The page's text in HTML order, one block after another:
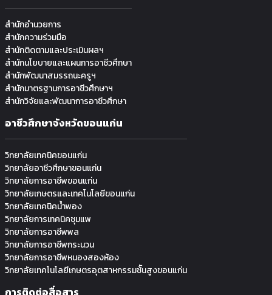
สำนักอำนวยการ
สำนักความร่วมมือ
สำนักติดตามและประเมินผลฯ
สำนักนโยบายและแผนการอาชีวศึกษา
สำนักพัฒนาสมรรถนะครูฯ
สำนักมาตรฐานการอาชีวศึกษาฯ
สำนักวิจัยและพัฒนาการอาชีวศึกษา
อาชีวศึกษาจังหวัดขอนแก่น
วิทยาลัยเทคนิคขอนแก่น
วิทยาลัยอาชีวศึกษาขอนแก่น
วิทยาลัยการอาชีพขอนแก่น
วิทยาลัยเกษตรและเทคโนโลยีขอนแก่น
วิทยาลัยเทคนิคน้ำพอง
วิทยาลัยการเทคนิคชุมแพ
วิทยาลัยการอาชีพพล
วิทยาลัยการอาชีพกระนวน
วิทยาลัยการอาชีพหนองสองห้อง
วิทยาลัยเทคโนโลยีเกษตรอุตสาหกรรมช้ันสูงขอนแก่น
การติดต่อสื่อสาร